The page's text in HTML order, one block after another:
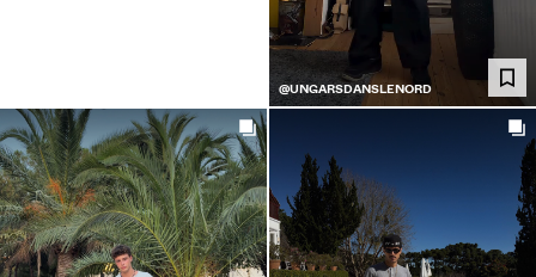
@UNGARSDANSLENORD